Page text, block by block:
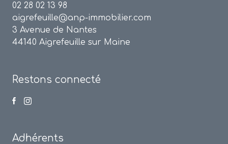
02 28 02 13 98
aigrefeuille@anp-immobilier.com
3 Avenue de Nantes
44140 Aigrefeuille sur Maine
Restons connecté
Adhérents